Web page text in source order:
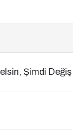
Şimdi Değiş